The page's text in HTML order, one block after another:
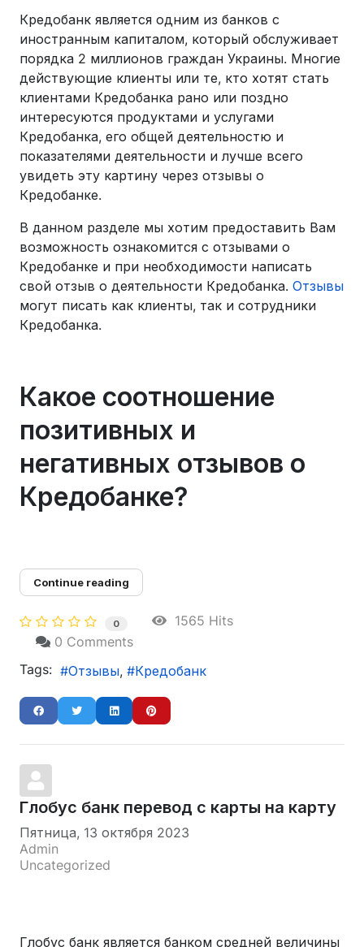
Кредобанк является одним из банков с
иностранным капиталом, который обслуживает
порядка 2 миллионов граждан Украины. Многие
действующие клиенты или те, кто хотят стать
клиентами Кредобанка рано или поздно
интересуются продуктами и услугами
Кредобанка, его общей деятельностю и
показателями деятельности и лучше всего
увидеть эту картину через отзывы о
Кредобанке.
В данном разделе мы хотим предоставить Вам
возможность ознакомится с отзывами о
Кредобанке и при необходимости написать
свой отзыв о деятельности Кредобанка. Отзывы
могут писать как клиенты, так и сотрудники
Кредобанка.
Какое соотношение
позитивных и
негативных отзывов о
Кредобанке?
Continue reading
0
1565 Hits
0 Comments
Tags:
Отзывы Кредобанк
Глобус банк перевод с карты на карту
Пятница, 13 октября 2023
Admin
Uncategorized
Глобус банк является банком средней величины